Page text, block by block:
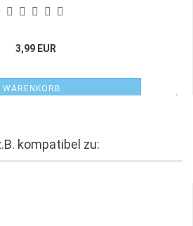
3,99 EUR
WARENKORB
kompatibel zu: